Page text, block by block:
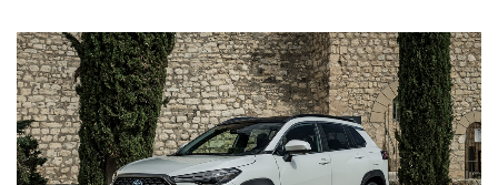
Vanaf € 46.301,- Vanaf € 56.570,-